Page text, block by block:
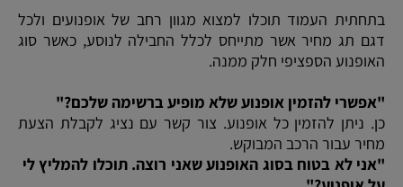
בתחתית העמוד תוכלו למצוא מגוון רחב של אופנועים ולכל
דגם תג מחיר אשר מתייחס לכלל החבילה לנוסע, כאשר סוג
האופנוע הספציפי חלק ממנה.
"אפשרי להזמין אופנוע שלא מופיע ברשימה שלכם?"
כן. ניתן להזמין כל אופנוע. צור קשר עם נציג לקבלת הצעת
מחיר עבור הרכב המבוקש.
"אני לא בטוח בסוג האופנוע שאני רוצה. תוכלו להמליץ לי